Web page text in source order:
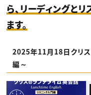
ら、リーディングと
ます。
2025年11月18日クリ
編～